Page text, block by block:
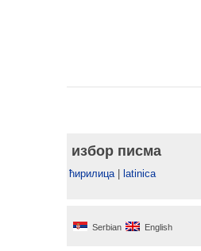
избор писма
ћирилица| latinica
Serbian English